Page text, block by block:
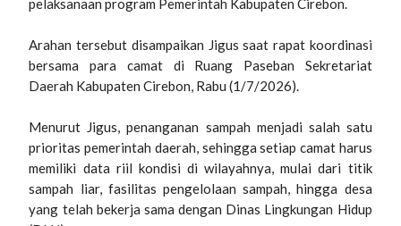
pelaksanaan program Pemerintah Kabupaten Cirebon.
Arahan tersebut disampaikan Jigus saat rapat koordinasi
bersama para camat di Ruang Paseban Sekretariat
Daerah Kabupaten Cirebon, Rabu (1/7/2026).
Menurut Jigus, penanganan sampah menjadi salah satu
prioritas pemerintah daerah, sehingga setiap camat harus
memiliki data riil kondisi di wilayahnya, mulai dari titik
sampah liar, fasilitas pengelolaan sampah, hingga desa
yang telah bekerja sama dengan Dinas Lingkungan Hidup